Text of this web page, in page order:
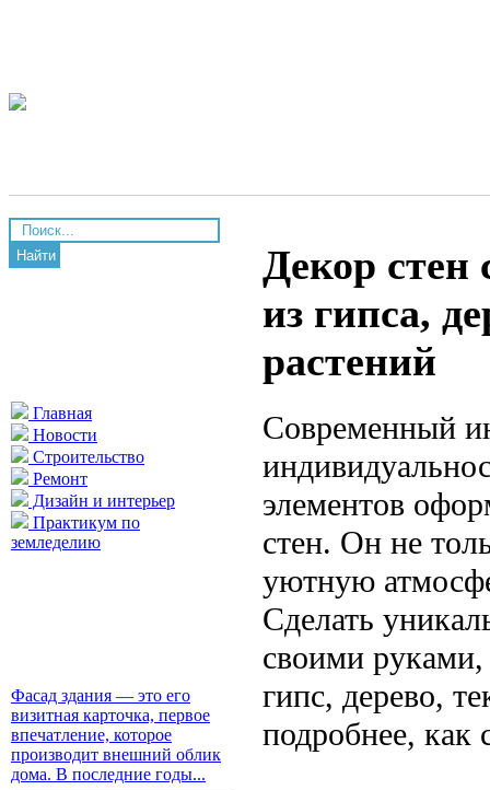
Найти
Главная
Новости
Строительство
Ремонт
Дизайн и интерьер
Практикум по
земледелию
Фасад здания — это его
визитная карточка, первое
впечатление, которое
производит внешний облик
дома. В последние годы...
Декор стен
из гипса,
растений
Современный
элементов
стен. Он не
уютную
Сделать
своими
гипс, дерево,
подробнее, как